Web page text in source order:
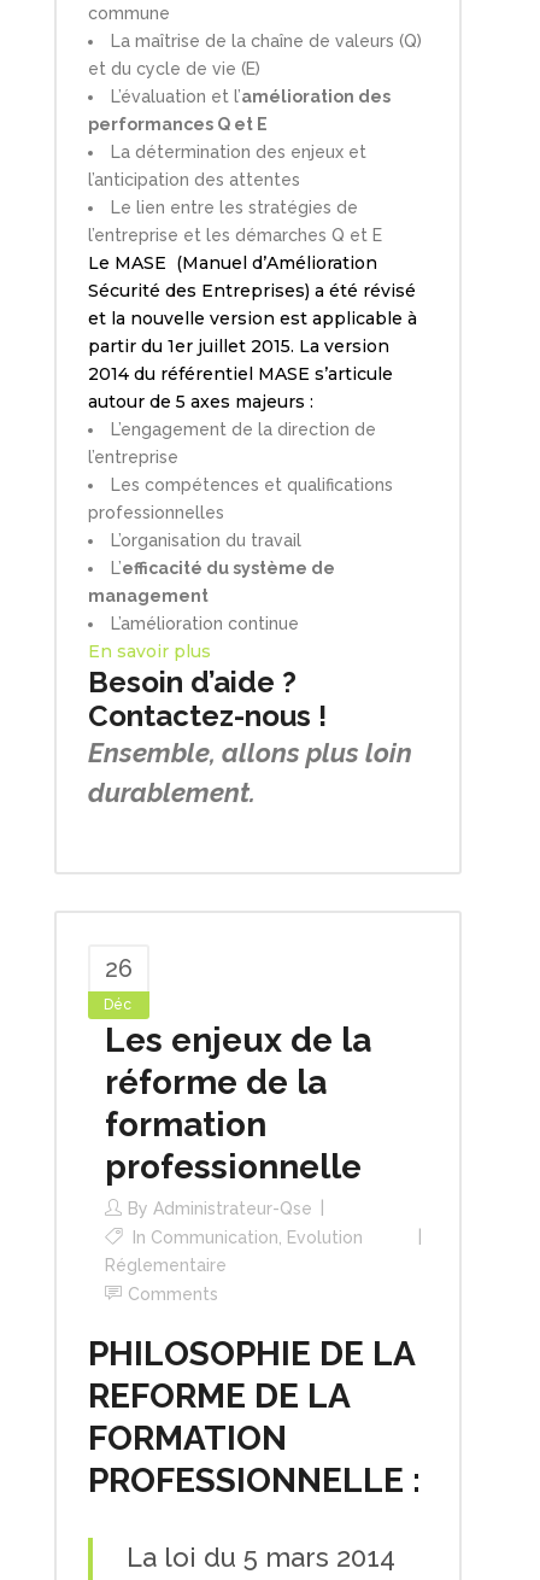
commune
La maîtrise de la chaîne de valeurs (Q)
et du cycle de vie (E)
L’évaluation et l’amélioration des
performances Q et E
La détermination des enjeux et
l’anticipation des attentes
Le lien entre les stratégies de
l’entreprise et les démarches Q et E
Le MASE (Manuel d’Amélioration
Sécurité des Entreprises) a été révisé
et la nouvelle version est applicable à
partir du 1er juillet 2015. La version
2014 du référentiel MASE s’articule
autour de 5 axes majeurs :
L’engagement de la direction de
l’entreprise
Les compétences et qualifications
professionnelles
L’organisation du travail
L’efficacité du système de
management
L’amélioration continue
En savoir plus
Besoin d’aide ?
Contactez-nous !
Ensemble, allons plus loin
durablement.
26
Déc
Les enjeux de la
réforme de la
formation
professionnelle
By Administrateur-Qse
In Communication
Evolution
Réglementaire
Comments
PHILOSOPHIE DE LA
REFORME DE LA
FORMATION
PROFESSIONNELLE :
La loi du 5 mars 2014